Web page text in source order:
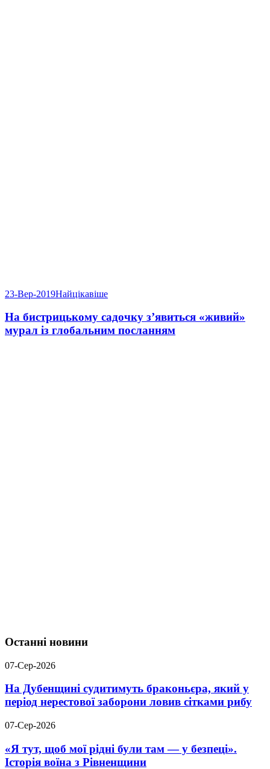
23-Вер-2019Найцікавіше
На бистрицькому садочку з’явиться «живий»
мурал із глобальним посланням
Останні новини
07-Сер-2026
На Дубенщині судитимуть браконьєра, який у
період нерестової заборони ловив сітками рибу
07-Сер-2026
«Я тут, щоб мої рідні були там — у безпеці».
Історія воїна з Рівненщини